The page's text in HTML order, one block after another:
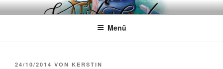
Zum
InhaltWÖRTERKATZE
Von Büchern erzählen
Menü
VERÖFFENTLICHT
24/10/2014 VON KERSTIN